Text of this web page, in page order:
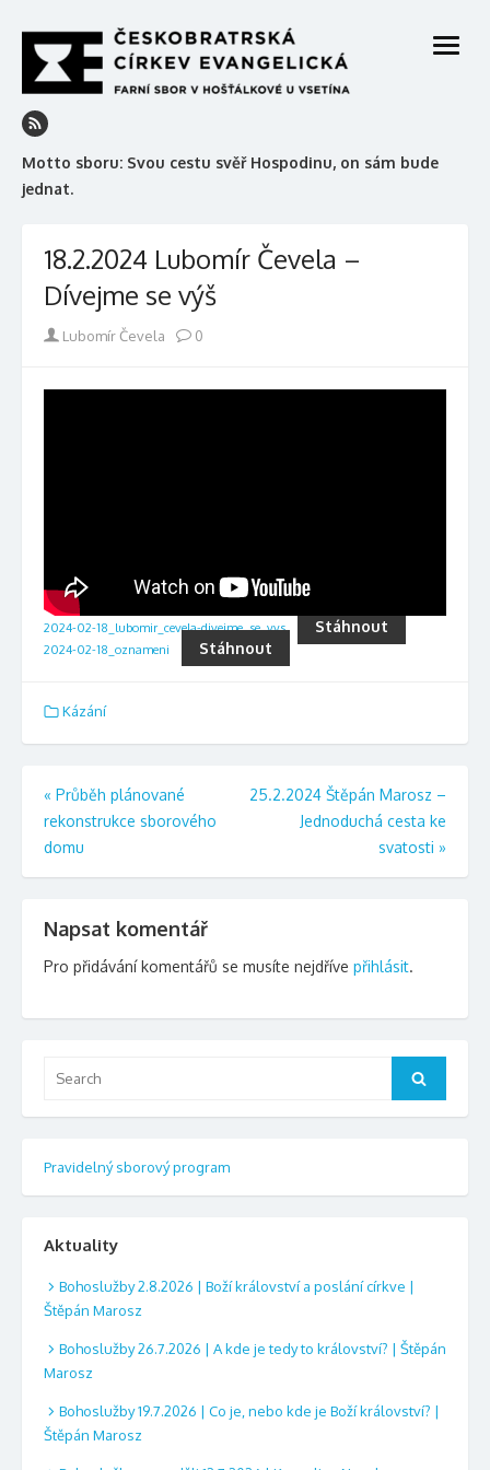
to
content
Motto sboru: Svou cestu svěř Hospodinu, on sám bude
jednat.
open
18.2.2024 Lubomír Čevela –
Dívejme se výš
Author
Lubomír Čevela 0
2024-02-18_lubomir_cevela-divejme_se_vys Stáhnout
2024-02-18_oznameni Stáhnout
Kázání
Navigace
pro
příspěvek
« Průběh plánované
rekonstrukce sborového
domu
25.2.2024 Štěpán Marosz –
Jednoduchá cesta ke
svatosti »
Napsat komentář
Pro přidávání komentářů se musíte nejdříve přihlásit.
Search
Pravidelný sborový program
Aktuality
Bohoslužby 2.8.2026 | Boží království a poslání církve |
Štěpán Marosz
Bohoslužby 26.7.2026 | A kde je tedy to království? | Štěpán
Marosz
Bohoslužby 19.7.2026 | Co je, nebo kde je Boží království? |
Štěpán Marosz